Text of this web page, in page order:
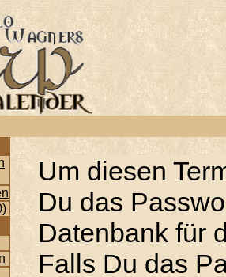
Um diesen
Du das
Datenbank für
Falls Du das